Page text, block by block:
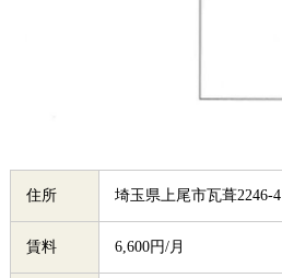
住所 埼玉県上尾市瓦葺2246-4
賃料 6,600円/月